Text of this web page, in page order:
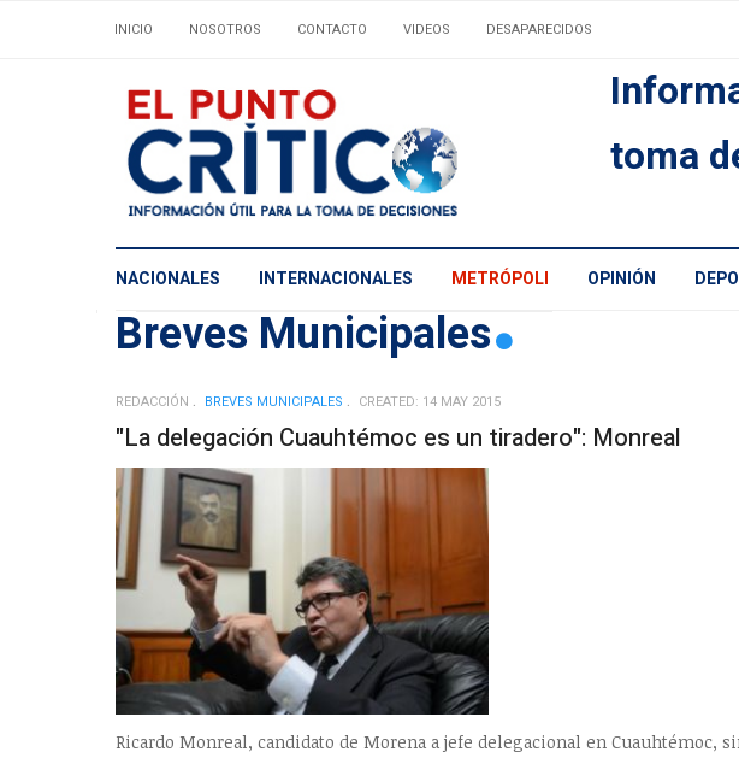
INICIO NOSOTROS CONTACTO VIDEOS DESAPARECIDOS
toma
NACIONALES INTERNACIONALES METRÓPOLI OPINIÓN
Breves Municipales
REDACCIÓN BREVES MUNICIPALES CREATED: 14 MAY 2015
"La delegación Cuauhtémoc es un tiradero": Monreal
Ricardo Monreal, candidato de Morena a jefe delegacional en Cuauhtémoc,